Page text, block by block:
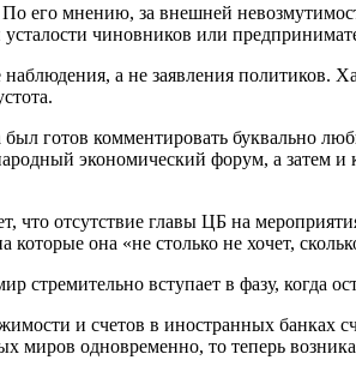
его мнению, за внешней
чиновников или
а не заявления
готов комментировать буквально
экономический форум, а
отсутствие главы ЦБ на
она «не столько не хочет,
вступает в фазу, когда
и счетов в иностранных банках
миров одновременно, то теперь